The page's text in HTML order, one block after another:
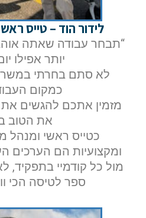
לידור הוד – טייס
“תבחר עבודה שאתה
יותר אפילו
לא סתם בחרתי
כמקום
מזמין אתכם להגשים
את הטוב
כטייס ראשי ומנהל
ומקצועיות הם הערכים
מול כל קודמיי בתפקיד,
ספר לטיסה הכי